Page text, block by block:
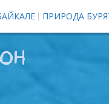
ПРИРОДА